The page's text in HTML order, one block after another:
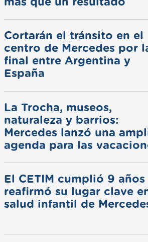
Cortarán el tránsito en el
centro de Mercedes por
final entre Argentina y
España
La Trocha, museos,
naturaleza y barrios:
Mercedes lanzó una
agenda para las
El CETIM cumplió 9 años
reafirmó su lugar clave
salud infantil de